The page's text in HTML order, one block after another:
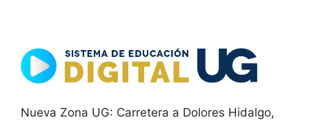
Nueva Zona UG: Carretera a Dolores Hidalgo,